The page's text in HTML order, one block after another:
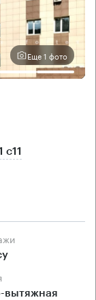
Еще 1 фото
вытяжная